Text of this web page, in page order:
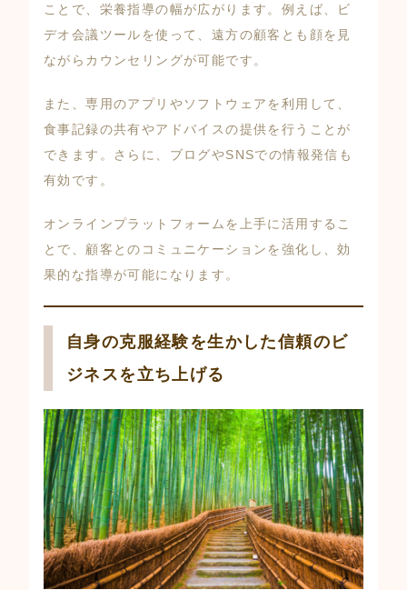
ことで、栄養指導の幅が広がります。例えば、ビ
デオ会議ツールを使って、遠方の顧客とも顔を見
ながらカウンセリングが可能です。
また、専用のアプリやソフトウェアを利用して、
食事記録の共有やアドバイスの提供を行うことが
できます。さらに、ブログやSNSでの情報発信も
有効です。
オンラインプラットフォームを上手に活用するこ
とで、顧客とのコミュニケーションを強化し、効
果的な指導が可能になります。
自身の克服経験を生かした信頼のビ
ジネスを立ち上げる